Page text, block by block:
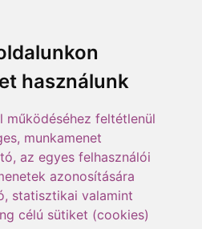
használunk
működéséhez feltétlenül
munkamenet
az egyes felhasználói
azonosítására
statisztikai valamint
célú sütiket (cookies)
105. 4. em.
10700581-
szám: